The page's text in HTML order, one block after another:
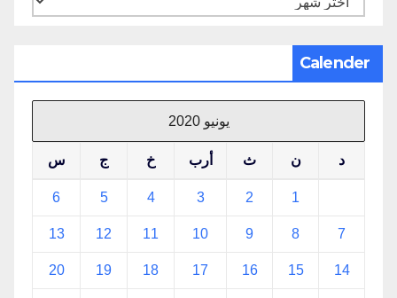
Calender
يونيو 2020
د ن ث أرب خ ج س
1
2
3
4
5
6
7
8
9
10
11
12
13
14
15
16
17
18
19
20